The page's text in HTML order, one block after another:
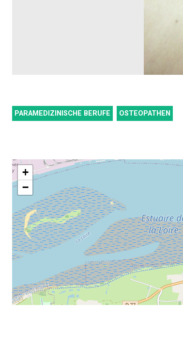
PARAMEDIZINISCHE BERUFE OSTEOPATHEN
+
−